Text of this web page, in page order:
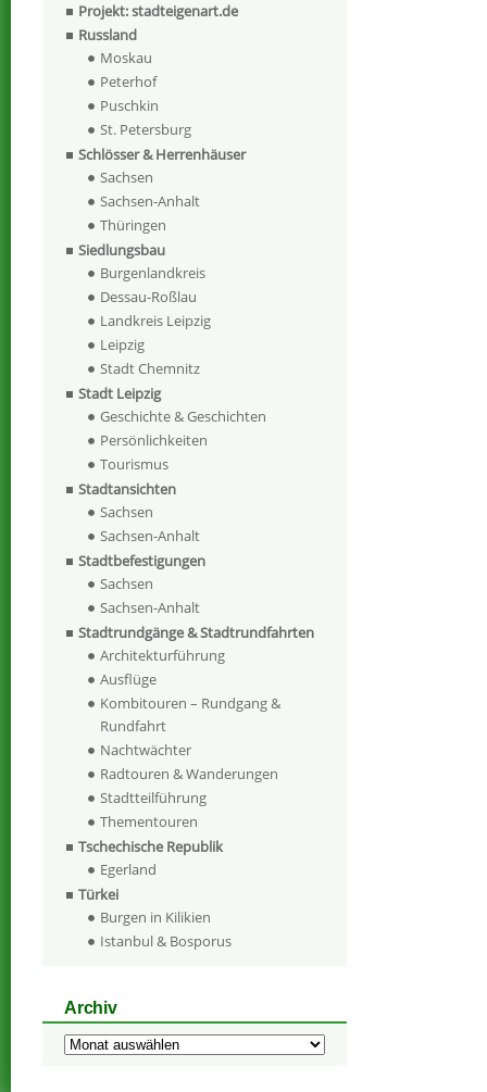
Projekt: stadteigenart.de
Russland
Moskau
Peterhof
Puschkin
St. Petersburg
Schlösser & Herrenhäuser
Sachsen
Sachsen-Anhalt
Thüringen
Siedlungsbau
Burgenlandkreis
Dessau-Roßlau
Landkreis Leipzig
Leipzig
Stadt Chemnitz
Stadt Leipzig
Geschichte & Geschichten
Persönlichkeiten
Tourismus
Stadtansichten
Sachsen
Sachsen-Anhalt
Stadtbefestigungen
Sachsen
Sachsen-Anhalt
Stadtrundgänge & Stadtrundfahrten
Architekturführung
Ausflüge
Kombitouren – Rundgang &
Rundfahrt
Nachtwächter
Radtouren & Wanderungen
Stadtteilführung
Thementouren
Tschechische Republik
Egerland
Türkei
Burgen in Kilikien
Istanbul & Bosporus
Archiv
Archiv